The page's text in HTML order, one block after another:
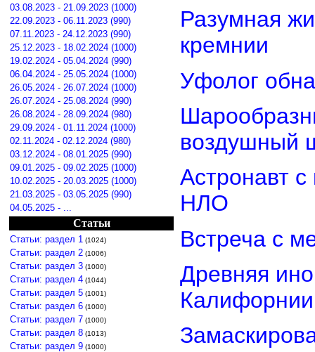
03.08.2023 - 21.09.2023 (1000)
22.09.2023 - 06.11.2023 (990)
07.11.2023 - 24.12.2023 (990)
25.12.2023 - 18.02.2024 (1000)
19.02.2024 - 05.04.2024 (990)
06.04.2024 - 25.05.2024 (1000)
26.05.2024 - 26.07.2024 (1000)
26.07.2024 - 25.08.2024 (990)
26.08.2024 - 28.09.2024 (980)
29.09.2024 - 01.11.2024 (1000)
02.11.2024 - 02.12.2024 (980)
03.12.2024 - 08.01.2025 (990)
09.01.2025 - 09.02.2025 (1000)
10.02.2025 - 20.03.2025 (1000)
21.03.2025 - 03.05.2025 (990)
04.05.2025 - ...
Статьи
Статьи: раздел 1 (1024)
Статьи: раздел 2 (1006)
Статьи: раздел 3 (1000)
Статьи: раздел 4 (1044)
Статьи: раздел 5 (1001)
Статьи: раздел 6 (1000)
Статьи: раздел 7 (1000)
Статьи: раздел 8 (1013)
Статьи: раздел 9 (1000)
Разумная
кремнии
Уфолог
воздушный
Астронавт
НЛО
Встреча с
Древняя
Калифорнии